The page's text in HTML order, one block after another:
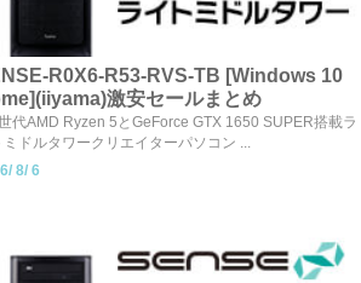
R0X6-R53-RVS-TB [Windows 10
激安セールまとめ
代AMD Ryzen 5とGeForce GTX 1650 SUPER搭載ラ
ミドルタワークリエイターパソコン ...
8/ 6